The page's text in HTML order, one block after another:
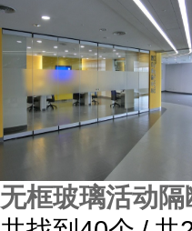
无框玻璃活动隔